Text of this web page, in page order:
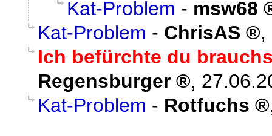
Kat-Problem - msw68
Kat-Problem - ChrisAS ,
Ich befürchte du
Regensburger
,
Kat-Problem - Rotfuchs